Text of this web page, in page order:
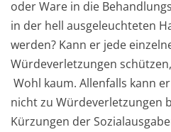
oder Ware in die
in der hell ausgeleuchteten
werden? Kann er jede
Würdeverletzungen
Wohl kaum. Allenfalls kann
nicht zu Würdeverletzungen
Kürzungen der